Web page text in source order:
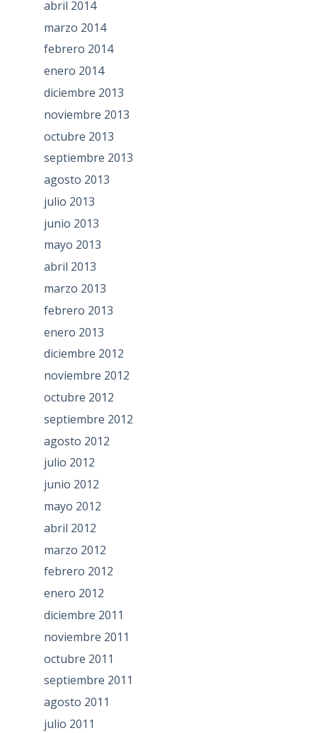
abril 2014
marzo 2014
febrero 2014
enero 2014
diciembre 2013
noviembre 2013
octubre 2013
septiembre 2013
agosto 2013
julio 2013
junio 2013
mayo 2013
abril 2013
marzo 2013
febrero 2013
enero 2013
diciembre 2012
noviembre 2012
octubre 2012
septiembre 2012
agosto 2012
julio 2012
junio 2012
mayo 2012
abril 2012
marzo 2012
febrero 2012
enero 2012
diciembre 2011
noviembre 2011
octubre 2011
septiembre 2011
agosto 2011
julio 2011